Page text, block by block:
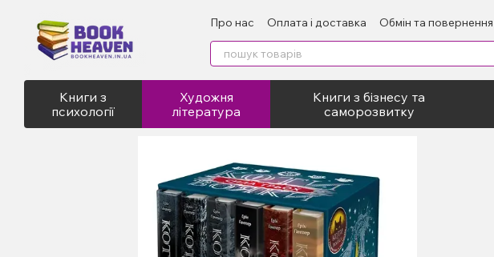
Про нас Оплата і доставка Обмін та повернення
Відгуки про магазин
Публічний договір
Книги з
психології
Художня
література
Книги з бізнесу та
саморозвитку